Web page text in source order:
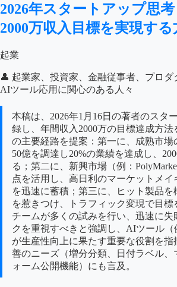
2026年スタートアップ思
2000万収入目標を実現する
起業
👤 起業家、投資家、金融従事者、プロダ
AIツール応用に関心のある人々
本稿は、2026年1月16日の著者のスタ
録し、年間収入2000万の目標達成方法
の主要経路を提案：第一に、成熟市場
50億を調達し20%の業績を達成し、
る；第二に、新興市場（例：
点を活用し、高日利のマーケットメイ
を迅速に蓄積；第三に、ヒット製品を
を惹きつけ、トラフィック変現で目標
チームが多くの試みを行い、迅速に失
クを重視すべきと強調し、AIツール（
が生産性向上に果たす重要な役割を指
善のニーズ（増分分類、日付ラベル、
ォーム公開機能）にも言及。